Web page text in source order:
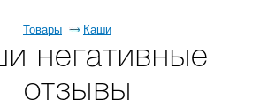
Товары Каши
негативные
отзывы